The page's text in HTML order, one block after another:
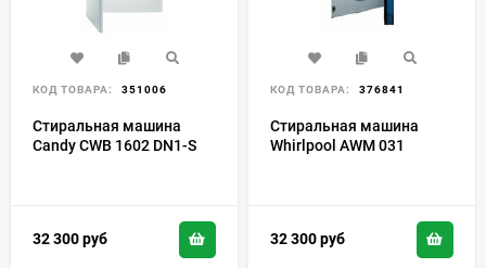
КОД ТОВАРА: 351006
Стиральная машина
Candy CWB 1602 DN1-S
32 300руб
КОД ТОВАРА: 376841
Стиральная машина
Whirlpool AWM 031
32 300руб